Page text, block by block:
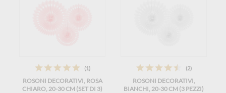
(1)
ROSONI DECORATIVI, ROSA
CHIARO, 20-30 CM (SET DI 3)
(2)
ROSONI DECORATIVI,
BIANCHI, 20-30 CM (3 PEZZI)